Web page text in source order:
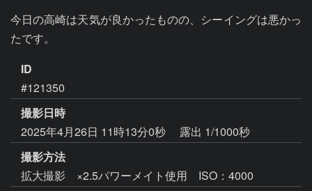
今日の高崎は天気が良かったものの、シーイングは悪かっ
たです。
ID
#121350
撮影日時
2025年4月26日 11時13分0秒
露出 1/1000秒
撮影方法
拡大撮影 ×2.5パワーメイト使用 ISO：4000